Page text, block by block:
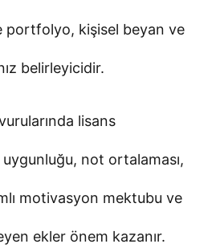
portfolyo, kişisel beyan ve
belirleyicidir.
lisans
not ortalaması,
motivasyon mektubu ve
ekler önem kazanır.